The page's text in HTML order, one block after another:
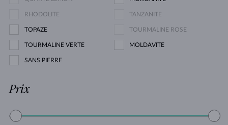
RHODOLITE TANZANITE
TOPAZE TOURMALINE ROSE
TOURMALINE VERTE MOLDAVITE
SANS PIERRE
Prix